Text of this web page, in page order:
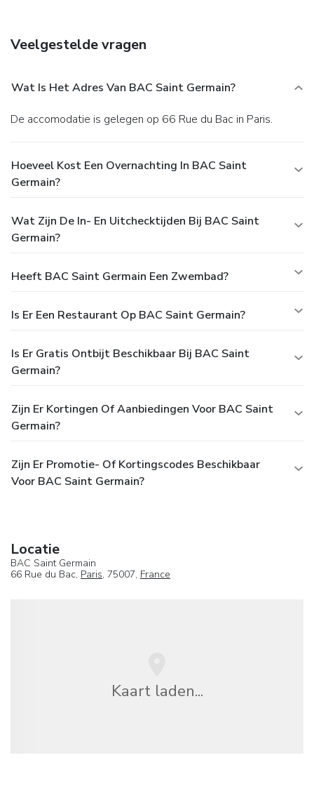
Veelgestelde vragen
Wat Is Het Adres Van BAC Saint Germain?
De accomodatie is gelegen op 66 Rue du Bac in Paris.
Hoeveel Kost Een Overnachting In BAC Saint
Germain?
Wat Zijn De In- En Uitchecktijden Bij BAC Saint
Germain?
Heeft BAC Saint Germain Een Zwembad?
Is Er Een Restaurant Op BAC Saint Germain?
Is Er Gratis Ontbijt Beschikbaar Bij BAC Saint
Germain?
Zijn Er Kortingen Of Aanbiedingen Voor BAC Saint
Germain?
Zijn Er Promotie- Of Kortingscodes Beschikbaar
Voor BAC Saint Germain?
Locatie
BAC Saint Germain
66 Rue du Bac, Paris, 75007, France
Kaart laden...